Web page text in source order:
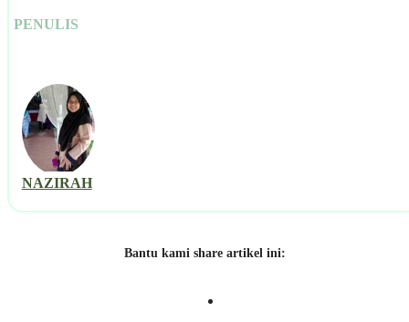
PENULIS
NAZIRAH
Bantu kami share artikel ini: